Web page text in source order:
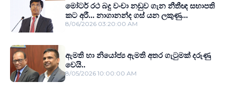
මෝටර් රථ බදු වංචා නඩුව ගැන නීතීඥ සභාපති
කට අරී... නාගානන්ද ගස් යන ලකුණු...
8/06/2026 03:20:00 AM
ඇමති හා නියෝජ්‍ය ඇමති අතර ගැටුමක් දරුණු
වෙයි..
8/05/2026 10:00:00 AM